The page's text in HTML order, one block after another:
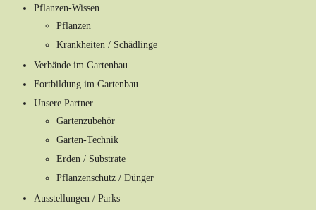
Pflanzen-Wissen
Pflanzen
Krankheiten / Schädlinge
Verbände im Gartenbau
Fortbildung im Gartenbau
Unsere Partner
Gartenzubehör
Garten-Technik
Erden / Substrate
Pflanzenschutz / Dünger
Ausstellungen / Parks